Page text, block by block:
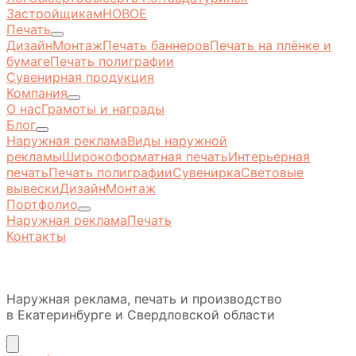
ЗастройщикамНОВОЕ
Печать
ДизайнМонтажПечать баннеровПечать на плёнке и
бумагеПечать полиграфии
Сувенирная продукция
Компания
О насГрамоты и награды
Блог
Наружная рекламаВиды наружной
рекламыШирокоформатная печатьИнтерьерная
печатьПечать полиграфииСувениркаСветовые
вывескиДизайнМонтаж
Портфолио
Наружная рекламаПечать
Контакты
Наружная реклама, печать и производство
в Екатеринбурге и Свердловской области